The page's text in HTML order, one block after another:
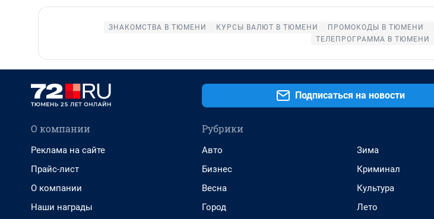
ЗНАКОМСТВА В ТЮМЕНИ КУРСЫ ВАЛЮТ В ТЮМЕНИ ПРОМОКОДЫ В ТЮМЕНИ
ТЕЛЕПРОГРАММА В ТЮМЕНИ
Подписаться на новости
О компании
Реклама на сайте
Прайс-лист
О компании
Наши награды
Рубрики
Авто
Бизнес
Весна
Город
Зима
Криминал
Культура
Лето